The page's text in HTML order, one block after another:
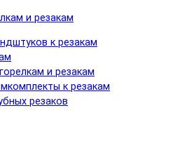
и резакам
к резакам
и резакам
к резакам
резаков